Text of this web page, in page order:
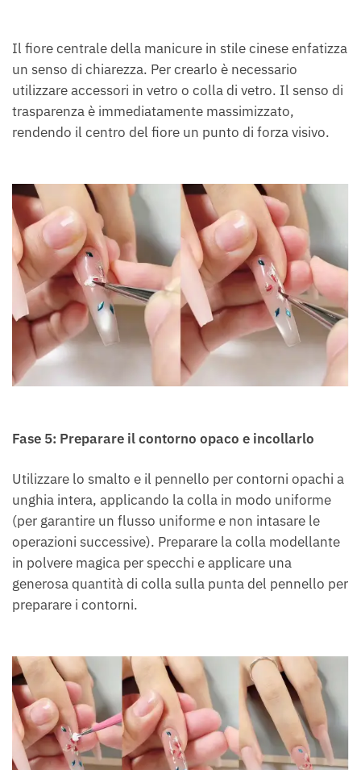
Il fiore centrale della manicure in stile cinese enfatizza
un senso di chiarezza. Per crearlo è necessario
utilizzare accessori in vetro o colla di vetro. Il senso di
trasparenza è immediatamente massimizzato,
rendendo il centro del fiore un punto di forza visivo.
Fase 5: Preparare il contorno opaco e incollarlo
Utilizzare lo smalto e il pennello per contorni opachi a
unghia intera, applicando la colla in modo uniforme
(per garantire un flusso uniforme e non intasare le
operazioni successive). Preparare la colla modellante
in polvere magica per specchi e applicare una
generosa quantità di colla sulla punta del pennello per
preparare i contorni.